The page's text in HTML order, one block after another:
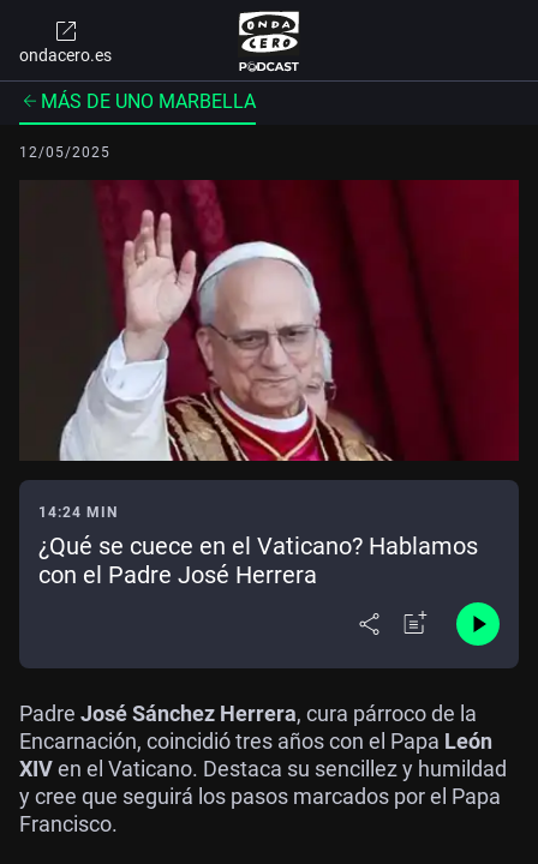
ondacero.es
MÁS DE UNO MARBELLA
12/05/2025
14:24 MIN
¿Qué se cuece en el Vaticano? Hablamos
con el Padre José Herrera
Padre José Sánchez Herrera, cura párroco de la
Encarnación, coincidió tres años con el Papa León
XIVen el Vaticano. Destaca su sencillez y humildad
y cree que seguirá los pasos marcados por el Papa
Francisco.